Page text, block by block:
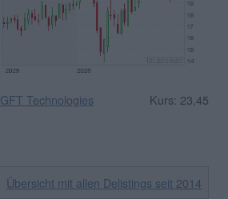
GFT Technologies Kurs: 23,45
Übersicht mit allen Delistings seit 2014